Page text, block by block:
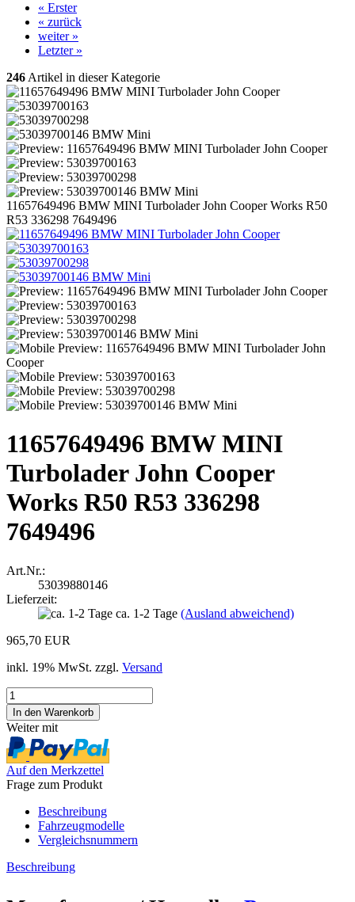
« Erster
« zurück
weiter »
Letzter »
246 Artikel in dieser Kategorie
11657649496 BMW MINI Turbolader John Cooper Works R50
R53 336298 7649496
11657649496 BMW MINI
Turbolader John Cooper
Works R50 R53 336298
7649496
Art.Nr.:
53039880146
Lieferzeit:
ca. 1-2 Tage (Ausland abweichend)
965,70 EUR
inkl. 19% MwSt. zzgl. Versand
Weiter mit
Auf den Merkzettel
Frage zum Produkt
Beschreibung
Fahrzeugmodelle
Vergleichsnummern
Beschreibung